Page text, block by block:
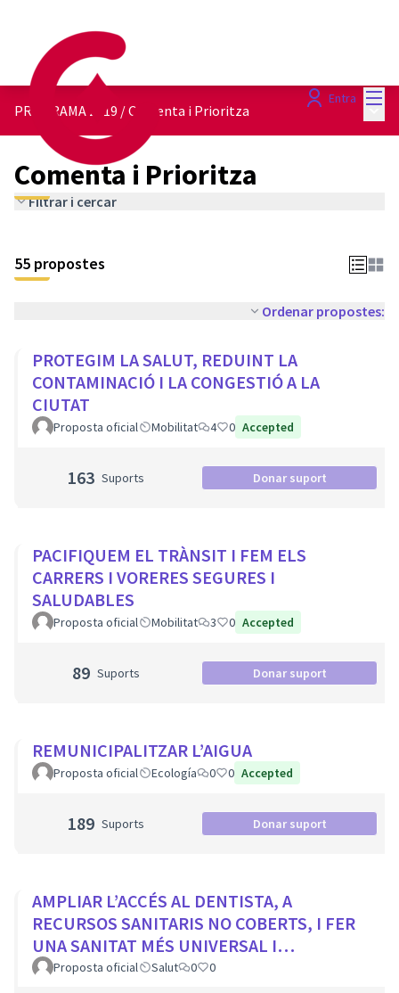
Entra
PROGRAMA 2019 /Comenta i Prioritza
Comenta i Prioritza
Filtrar i cercar
55 propostes
Ordenar propostes:
PROTEGIM LA SALUT, REDUINT LA
CONTAMINACIÓ I LA CONGESTIÓ A LA
CIUTAT
Proposta oficial Mobilitat 4 0 Accepted
163 Suports Donar suport
PACIFIQUEM EL TRÀNSIT I FEM ELS
CARRERS I VORERES SEGURES I
SALUDABLES
Proposta oficial Mobilitat 3 0 Accepted
89 Suports Donar suport
REMUNICIPALITZAR L’AIGUA
Proposta oficial Ecología 0 0 Accepted
189 Suports Donar suport
AMPLIAR L’ACCÉS AL DENTISTA, A
RECURSOS SANITARIS NO COBERTS, I FER
UNA SANITAT MÉS UNIVERSAL I
EQUITATIVA
Proposta oficial Salut 0 0